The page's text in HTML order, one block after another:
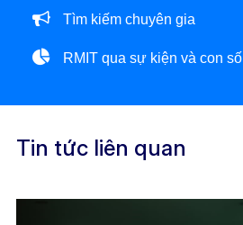
Tìm kiếm chuyên gia
RMIT qua sự kiện và con số
Tin tức liên quan